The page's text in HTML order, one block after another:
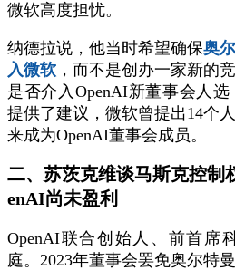
微软高度担忧。
纳德拉说，他当时希望确保奥
入微软 ，而不是创办一家新的
是否介入OpenAI新董事会人
提供了建议，微软曾提出14个
来成为OpenAI董事会成员。
二、苏茨克维谈马斯克控制
enAI尚未盈利
OpenAI联合创始人、前首席
庭。2023年董事会罢免奥尔特